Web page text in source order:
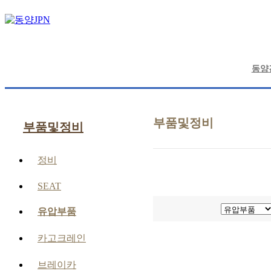
동양
부품및정비
정비
SEAT
유압부품
카고크레인
브레이카
부품및정비